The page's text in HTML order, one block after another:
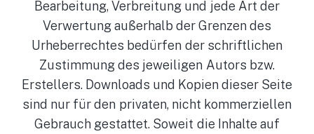
Bearbeitung, Verbreitung und jede Art der
Verwertung außerhalb der Grenzen des
Urheberrechtes bedürfen der schriftlichen
Zustimmung des jeweiligen Autors bzw.
Erstellers. Downloads und Kopien dieser Seite
sind nur für den privaten, nicht kommerziellen
Gebrauch gestattet. Soweit die Inhalte auf